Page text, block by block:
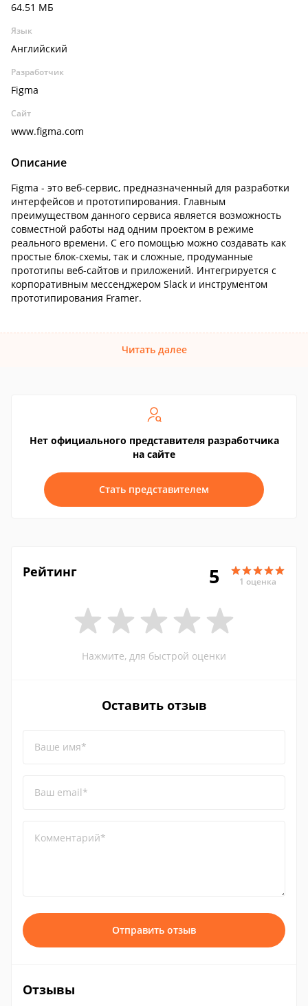
64.51 МБ
Язык
Английский
Разработчик
Figma
Сайт
www.figma.com
Описание
Figma - это веб-сервис, предназначенный для разработки
интерфейсов и прототипирования. Главным
преимуществом данного сервиса является возможность
совместной работы над одним проектом в режиме
реального времени. С его помощью можно создавать как
простые блок-схемы, так и сложные, продуманные
прототипы веб-сайтов и приложений. Интегрируется с
корпоративным мессенджером Slack и инструментом
прототипирования Framer.
Читать далее
Нет официального представителя разработчика
на сайте
Стать представителем
Рейтинг 5 1 оценка
Нажмите, для быстрой оценки
Оставить отзыв
Ваше имя*
Ваш email*
Комментарий*
Отправить отзыв
Отзывы